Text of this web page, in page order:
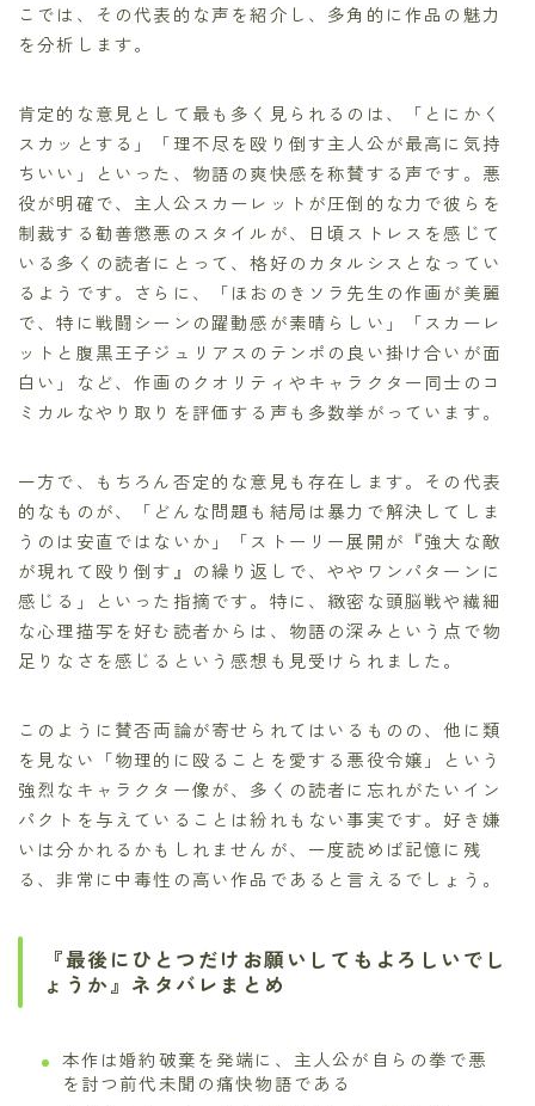
こでは、その代表的な声を紹介し、多角的に作品の魅力
を分析します。
肯定的な意見として最も多く見られるのは、「とにかく
スカッとする」「理不尽を殴り倒す主人公が最高に気持
ちいい」といった、物語の爽快感を称賛する声です。悪
役が明確で、主人公スカーレットが圧倒的な力で彼らを
制裁する勧善懲悪のスタイルが、日頃ストレスを感じて
いる多くの読者にとって、格好のカタルシスとなってい
るようです。さらに、「ほおのきソラ先生の作画が美麗
で、特に戦闘シーンの躍動感が素晴らしい」「スカーレ
ットと腹黒王子ジュリアスのテンポの良い掛け合いが面
白い」など、作画のクオリティやキャラクター同士のコ
ミカルなやり取りを評価する声も多数挙がっています。
一方で、もちろん否定的な意見も存在します。その代表
的なものが、「どんな問題も結局は暴力で解決してしま
うのは安直ではないか」「ストーリー展開が『強大な敵
が現れて殴り倒す』の繰り返しで、ややワンパターンに
感じる」といった指摘です。特に、緻密な頭脳戦や繊細
な心理描写を好む読者からは、物語の深みという点で物
足りなさを感じるという感想も見受けられました。
このように賛否両論が寄せられてはいるものの、他に類
を見ない「物理的に殴ることを愛する悪役令嬢」という
強烈なキャラクター像が、多くの読者に忘れがたいイン
パクトを与えていることは紛れもない事実です。好き嫌
いは分かれるかもしれませんが、一度読めば記憶に残
る、非常に中毒性の高い作品であると言えるでしょう。
『最後にひとつだけお願いしてもよろしいでし
ょうか』ネタバレまとめ
本作は婚約破棄を発端に、主人公が自らの拳で悪
を討つ前代未聞の痛快物語である